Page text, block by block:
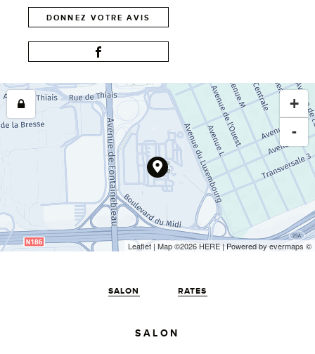
DONNEZ VOTRE AVIS
+
-
Leaflet| Map ©2026HERE| Powered byevermaps ©
SALON RATES
SALON